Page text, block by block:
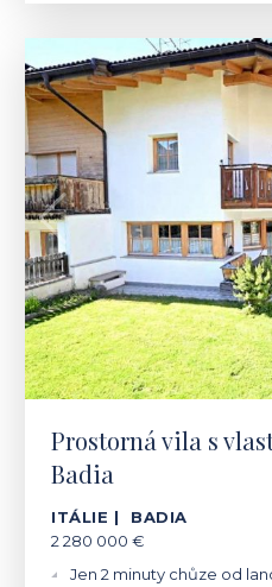
ITÁLIE | BADIA
2 280 000 €
Prostorná vila s
Badia
ITÁLIE | BADIA
2 280 000 €
Jen 2 minuty chůze od